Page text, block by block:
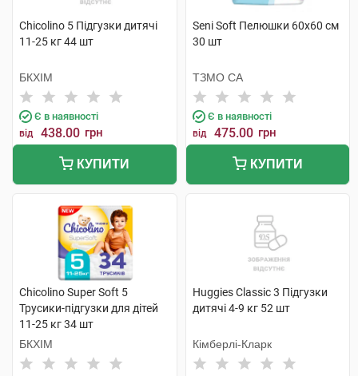
Chicolino 5 Підгузки дитячі
11-25 кг 44 шт
БКХІМ
Є в наявності
від 438.00 грн
КУПИТИ
Seni Soft Пелюшки 60х60 см
30 шт
ТЗМО СА
Є в наявності
від 475.00 грн
КУПИТИ
Chicolino Super Soft 5
Трусики-підгузки для дітей
11-25 кг 34 шт
БКХІМ
Huggies Classic 3 Підгузки
дитячі 4-9 кг 52 шт
Кімберлі-Кларк